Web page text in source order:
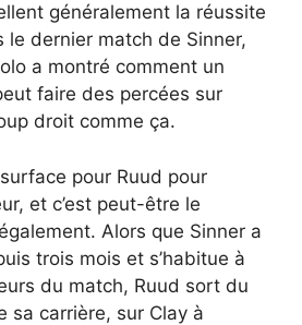
généralement la réussite
le dernier match de Sinner,
a montré comment un
faire des percées sur
droit comme ça.
pour Ruud pour
et c’est peut-être le
Alors que Sinner a
trois mois et s’habitue à
du match, Ruud sort du
sa carrière, sur Clay à